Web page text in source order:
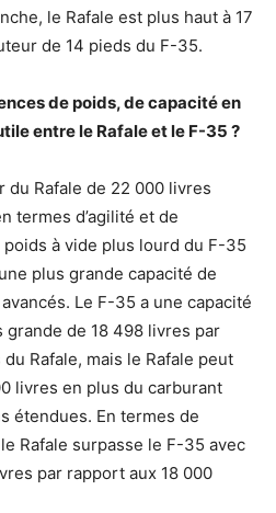
le Rafale est plus haut à 17
de 14 pieds du F-35.
de poids, de capacité en
entre le Rafale et le F-35 ?
du Rafale de 22 000 livres
termes d’agilité et de
à vide plus lourd du F-35
plus grande capacité de
Le F-35 a une capacité
de 18 498 livres par
Rafale, mais le Rafale peut
livres en plus du carburant
étendues. En termes de
Rafale surpasse le F-35 avec
par rapport aux 18 000